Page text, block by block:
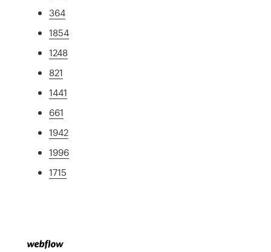
364
1854
1248
821
1441
661
1942
1996
1715